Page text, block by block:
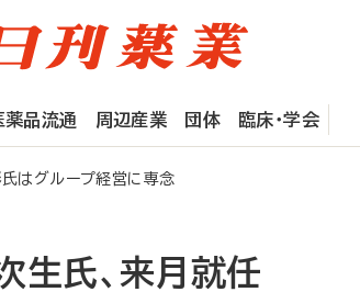
薬品流通 周辺産業 団体 臨床・学会
はグループ経営に専念
生氏、来月就任